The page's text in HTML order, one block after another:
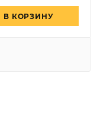
В КОРЗИНУ